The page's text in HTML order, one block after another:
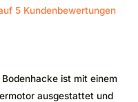
5 Kundenbewertungen
ist mit einem
ausgestattet und